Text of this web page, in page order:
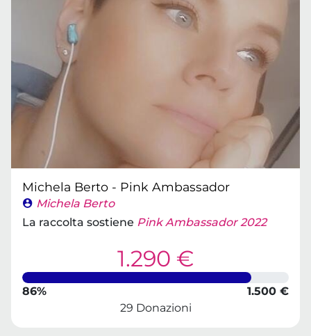
Michela Berto - Pink Ambassador
Michela Berto
La raccolta sostiene Pink Ambassador 2022
1.290 €
86%
1.500 €
29 Donazioni